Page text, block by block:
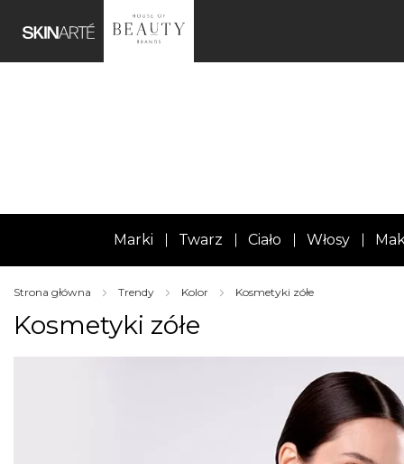
Marki Twarz Ciało Włosy
Strona główna Trendy Kolor Kosmetyki zółe
Kosmetyki zółe